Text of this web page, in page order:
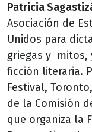
Patricia
Asociación de
Unidos para
griegas y mitos,
ficción literaria.
Festival,
de la Comisión
que organiza la